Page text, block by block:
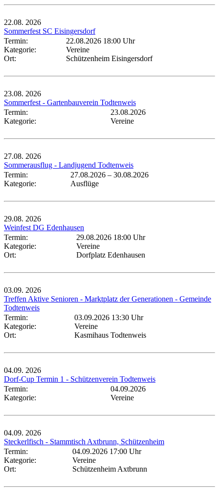
22.08. 2026
Sommerfest SC Eisingersdorf
Termin:
22.08.2026 18:00 Uhr
Kategorie:
Vereine
Ort:
Schützenheim Eisingersdorf
23.08. 2026
Sommerfest - Gartenbauverein Todtenweis
Termin:
23.08.2026
Kategorie:
Vereine
27.08. 2026
Sommerausflug - Landjugend Todtenweis
Termin:
27.08.2026 – 30.08.2026
Kategorie:
Ausflüge
29.08. 2026
Weinfest DG Edenhausen
Termin:
29.08.2026 18:00 Uhr
Kategorie:
Vereine
Ort:
Dorfplatz Edenhausen
03.09. 2026
Treffen Aktive Senioren - Marktplatz der Generationen - Gemeinde
Todtenweis
Termin:
03.09.2026 13:30 Uhr
Kategorie:
Vereine
Ort:
Kasmihaus Todtenweis
04.09. 2026
Dorf-Cup Termin 1 - Schützenverein Todtenweis
Termin:
04.09.2026
Kategorie:
Vereine
04.09. 2026
Steckerlfisch - Stammtisch Axtbrunn, Schützenheim
Termin:
04.09.2026 17:00 Uhr
Kategorie:
Vereine
Ort:
Schützenheim Axtbrunn